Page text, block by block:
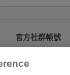
官方社群帳號